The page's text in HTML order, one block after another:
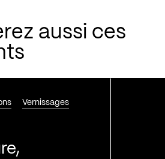
aussi ces
Vernissages